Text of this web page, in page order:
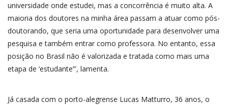
universidade onde estudei, mas a concorrência é muito alta. A
maioria dos doutores na minha área passam a atuar como pós-
doutorando, que seria uma oportunidade para desenvolver uma
pesquisa e também entrar como professora. No entanto, essa
posição no Brasil não é valorizada e tratada como mais uma
etapa de ‘estudante’”, lamenta.
Já casada com o porto-alegrense Lucas Matturro, 36 anos, o